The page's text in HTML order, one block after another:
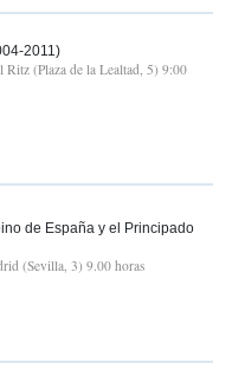
2011)
(Plaza de la Lealtad, 5) 9:00
de España y el Principado
(Sevilla, 3) 9.00 horas